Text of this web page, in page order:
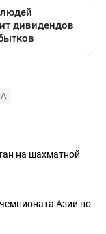
на шахматной
Азии по